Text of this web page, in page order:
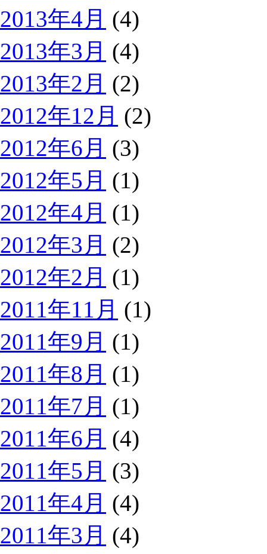
2013年4月 (4)
2013年3月 (4)
2013年2月 (2)
2012年12月 (2)
2012年6月 (3)
2012年5月 (1)
2012年4月 (1)
2012年3月 (2)
2012年2月 (1)
2011年11月 (1)
2011年9月 (1)
2011年8月 (1)
2011年7月 (1)
2011年6月 (4)
2011年5月 (3)
2011年4月 (4)
2011年3月 (4)